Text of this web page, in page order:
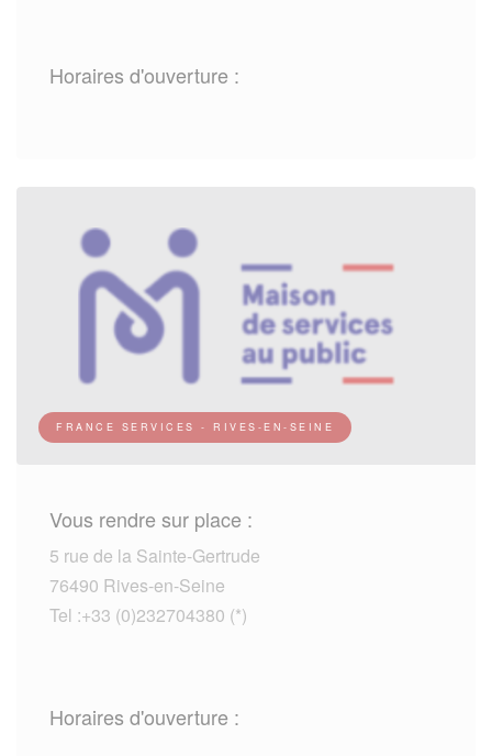
Horaires d'ouverture :
FRANCE SERVICES - RIVES-EN-SEINE
Vous rendre sur place :
5 rue de la Sainte-Gertrude
76490 Rives-en-Seine
Tel :+33 (0)232704380 (*)
Horaires d'ouverture :